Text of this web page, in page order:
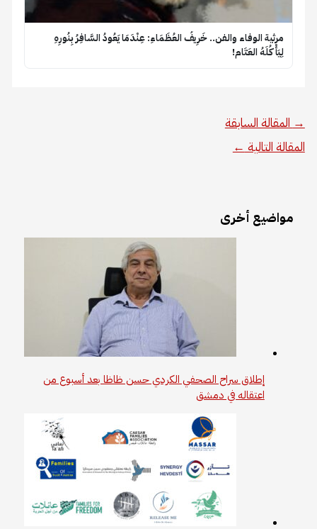
​مرثية الوفاء والفن.. خَرِيفُ العُظَمَاءِ: عِنْدَمَا يَعُودُ السَّافِرُ بِنُورِهِ
لِيَأْكُلَهُ العَتَام!
→ المقالة السابقة
المقالة التالية ←
مواضيع أخرى
إطلاق سراح الصحفي الكردي حسن ظاظا بعد أسبوع من
اعتقاله في دمشق